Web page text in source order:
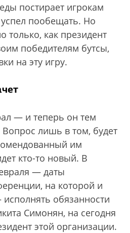
постирает игрокам
пообещать. Но
только, как президент
победителям бутсы,
на эту игру.
— и теперь он тем
лишь в том, будет
им
кто-то новый. В
— даты
на которой и
обязанности
Симонян, на сегодня
этой организации.